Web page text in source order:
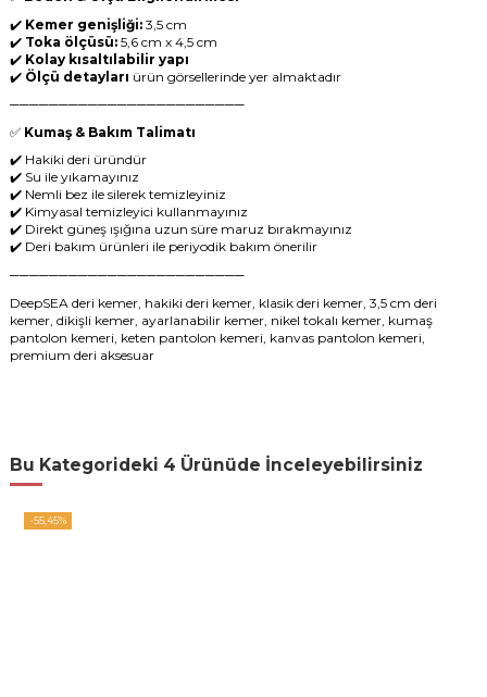
✔️ Kemer genişliği: 3,5 cm
✔️ Toka ölçüsü: 5,6 cm x 4,5 cm
✔️ Kolay kısaltılabilir yapı
✔️ Ölçü detayları ürün görsellerinde yer almaktadır
────────────────────────
✅ Kumaş & Bakım Talimatı
✔️ Hakiki deri üründür
✔️ Su ile yıkamayınız
✔️ Nemli bez ile silerek temizleyiniz
✔️ Kimyasal temizleyici kullanmayınız
✔️ Direkt güneş ışığına uzun süre maruz bırakmayınız
✔️ Deri bakım ürünleri ile periyodik bakım önerilir
────────────────────────
DeepSEA deri kemer, hakiki deri kemer, klasik deri kemer, 3,5 cm deri
kemer, dikişli kemer, ayarlanabilir kemer, nikel tokalı kemer, kumaş
pantolon kemeri, keten pantolon kemeri, kanvas pantolon kemeri,
premium deri aksesuar
Bu Kategorideki 4 Ürünüde İnceleyebilirsiniz
-55,45%